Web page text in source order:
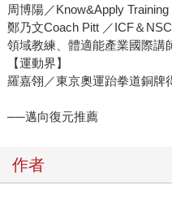
周博陽／Know&Apply Training
鄭乃文Coach Pitt ／ICF＆
領域教練、體適能產業國際講
【運動界】
羅嘉翎／東京奧運跆拳道銅牌
──邁向復元推薦
作者